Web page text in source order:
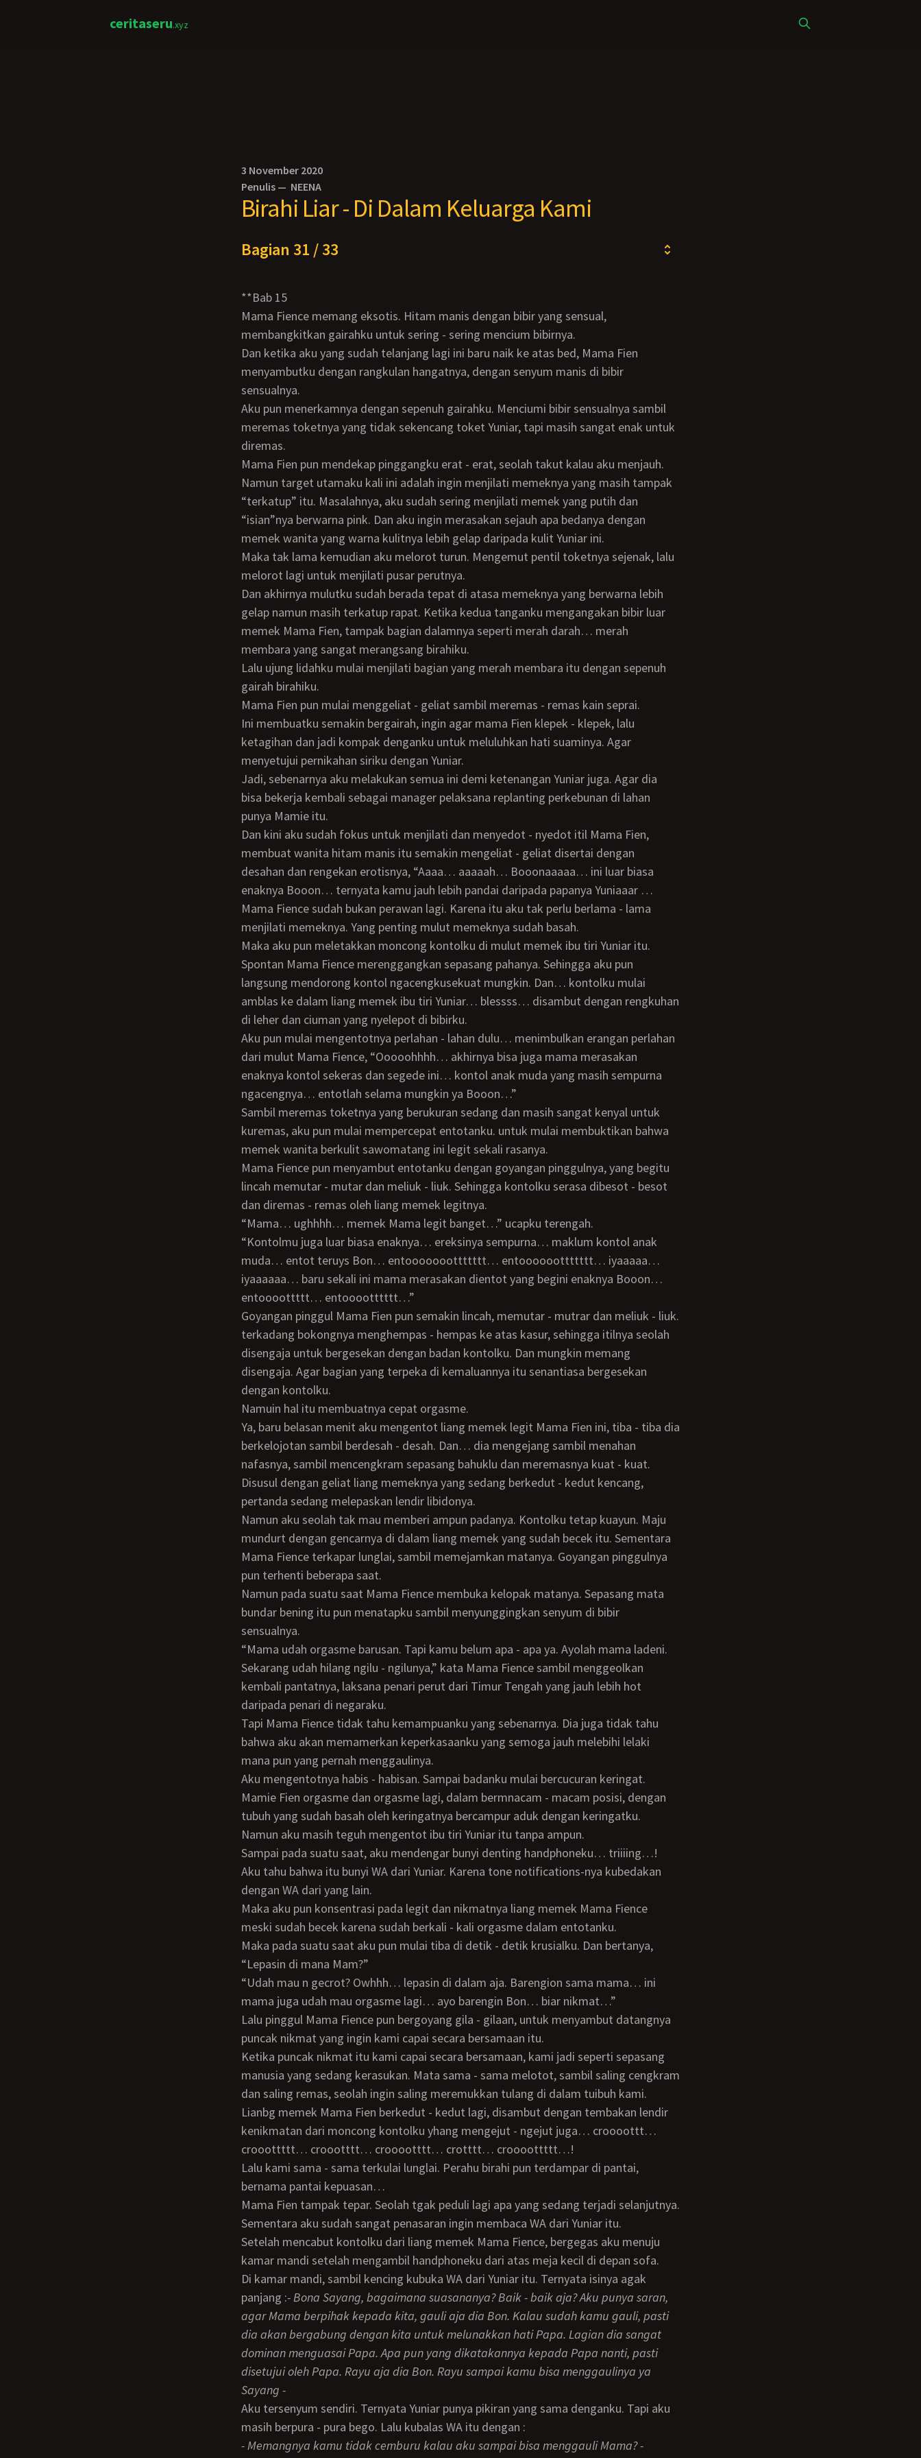
ceritaseru.xyz
3 November 2020
Penulis — NEENA
Birahi Liar - Di Dalam Keluarga Kami
Bagian 31 / 33
**Bab 15
Mama Fience memang eksotis. Hitam manis dengan bibir yang sensual,
membangkitkan gairahku untuk sering - sering mencium bibirnya.
Dan ketika aku yang sudah telanjang lagi ini baru naik ke atas bed, Mama Fien
menyambutku dengan rangkulan hangatnya, dengan senyum manis di bibir
sensualnya.
Aku pun menerkamnya dengan sepenuh gairahku. Menciumi bibir sensualnya sambil
meremas toketnya yang tidak sekencang toket Yuniar, tapi masih sangat enak untuk
diremas.
Mama Fien pun mendekap pinggangku erat - erat, seolah takut kalau aku menjauh.
Namun target utamaku kali ini adalah ingin menjilati memeknya yang masih tampak
“terkatup” itu. Masalahnya, aku sudah sering menjilati memek yang putih dan
“isian”nya berwarna pink. Dan aku ingin merasakan sejauh apa bedanya dengan
memek wanita yang warna kulitnya lebih gelap daripada kulit Yuniar ini.
Maka tak lama kemudian aku melorot turun. Mengemut pentil toketnya sejenak, lalu
melorot lagi untuk menjilati pusar perutnya.
Dan akhirnya mulutku sudah berada tepat di atasa memeknya yang berwarna lebih
gelap namun masih terkatup rapat. Ketika kedua tanganku mengangakan bibir luar
memek Mama Fien, tampak bagian dalamnya seperti merah darah… merah
membara yang sangat merangsang birahiku.
Lalu ujung lidahku mulai menjilati bagian yang merah membara itu dengan sepenuh
gairah birahiku.
Mama Fien pun mulai menggeliat - geliat sambil meremas - remas kain seprai.
Ini membuatku semakin bergairah, ingin agar mama Fien klepek - klepek, lalu
ketagihan dan jadi kompak denganku untuk meluluhkan hati suaminya. Agar
menyetujui pernikahan siriku dengan Yuniar.
Jadi, sebenarnya aku melakukan semua ini demi ketenangan Yuniar juga. Agar dia
bisa bekerja kembali sebagai manager pelaksana replanting perkebunan di lahan
punya Mamie itu.
Dan kini aku sudah fokus untuk menjilati dan menyedot - nyedot itil Mama Fien,
membuat wanita hitam manis itu semakin mengeliat - geliat disertai dengan
desahan dan rengekan erotisnya, “Aaaa… aaaaah… Booonaaaaa… ini luar biasa
enaknya Booon… ternyata kamu jauh lebih pandai daripada papanya Yuniaaar …
Mama Fience sudah bukan perawan lagi. Karena itu aku tak perlu berlama - lama
menjilati memeknya. Yang penting mulut memeknya sudah basah.
Maka aku pun meletakkan moncong kontolku di mulut memek ibu tiri Yuniar itu.
Spontan Mama Fience merenggangkan sepasang pahanya. Sehingga aku pun
langsung mendorong kontol ngacengkusekuat mungkin. Dan… kontolku mulai
amblas ke dalam liang memek ibu tiri Yuniar… blessss… disambut dengan rengkuhan
di leher dan ciuman yang nyelepot di bibirku.
Aku pun mulai mengentotnya perlahan - lahan dulu… menimbulkan erangan perlahan
dari mulut Mama Fience, “Ooooohhhh… akhirnya bisa juga mama merasakan
enaknya kontol sekeras dan segede ini… kontol anak muda yang masih sempurna
ngacengnya… entotlah selama mungkin ya Booon…”
Sambil meremas toketnya yang berukuran sedang dan masih sangat kenyal untuk
kuremas, aku pun mulai mempercepat entotanku. untuk mulai membuktikan bahwa
memek wanita berkulit sawomatang ini legit sekali rasanya.
Mama Fience pun menyambut entotanku dengan goyangan pinggulnya, yang begitu
lincah memutar - mutar dan meliuk - liuk. Sehingga kontolku serasa dibesot - besot
dan diremas - remas oleh liang memek legitnya.
“Mama… ughhhh… memek Mama legit banget…” ucapku terengah.
“Kontolmu juga luar biasa enaknya… ereksinya sempurna… maklum kontol anak
muda… entot teruys Bon… entooooooottttttt… entoooooottttttt… iyaaaaa…
iyaaaaaa… baru sekali ini mama merasakan dientot yang begini enaknya Booon…
entoooottttt… entooootttttt…”
Goyangan pinggul Mama Fien pun semakin lincah, memutar - mutrar dan meliuk - liuk.
terkadang bokongnya menghempas - hempas ke atas kasur, sehingga itilnya seolah
disengaja untuk bergesekan dengan badan kontolku. Dan mungkin memang
disengaja. Agar bagian yang terpeka di kemaluannya itu senantiasa bergesekan
dengan kontolku.
Namuin hal itu membuatnya cepat orgasme.
Ya, baru belasan menit aku mengentot liang memek legit Mama Fien ini, tiba - tiba dia
berkelojotan sambil berdesah - desah. Dan… dia mengejang sambil menahan
nafasnya, sambil mencengkram sepasang bahuklu dan meremasnya kuat - kuat.
Disusul dengan geliat liang memeknya yang sedang berkedut - kedut kencang,
pertanda sedang melepaskan lendir libidonya.
Namun aku seolah tak mau memberi ampun padanya. Kontolku tetap kuayun. Maju
mundurt dengan gencarnya di dalam liang memek yang sudah becek itu. Sementara
Mama Fience terkapar lunglai, sambil memejamkan matanya. Goyangan pinggulnya
pun terhenti beberapa saat.
Namun pada suatu saat Mama Fience membuka kelopak matanya. Sepasang mata
bundar bening itu pun menatapku sambil menyunggingkan senyum di bibir
sensualnya.
“Mama udah orgasme barusan. Tapi kamu belum apa - apa ya. Ayolah mama ladeni.
Sekarang udah hilang ngilu - ngilunya,” kata Mama Fience sambil menggeolkan
kembali pantatnya, laksana penari perut dari Timur Tengah yang jauh lebih hot
daripada penari di negaraku.
Tapi Mama Fience tidak tahu kemampuanku yang sebenarnya. Dia juga tidak tahu
bahwa aku akan memamerkan keperkasaanku yang semoga jauh melebihi lelaki
mana pun yang pernah menggaulinya.
Aku mengentotnya habis - habisan. Sampai badanku mulai bercucuran keringat.
Mamie Fien orgasme dan orgasme lagi, dalam bermnacam - macam posisi, dengan
tubuh yang sudah basah oleh keringatnya bercampur aduk dengan keringatku.
Namun aku masih teguh mengentot ibu tiri Yuniar itu tanpa ampun.
Sampai pada suatu saat, aku mendengar bunyi denting handphoneku… triiiing…!
Aku tahu bahwa itu bunyi WA dari Yuniar. Karena tone notifications-nya kubedakan
dengan WA dari yang lain.
Maka aku pun konsentrasi pada legit dan nikmatnya liang memek Mama Fience
meski sudah becek karena sudah berkali - kali orgasme dalam entotanku.
Maka pada suatu saat aku pun mulai tiba di detik - detik krusialku. Dan bertanya,
“Lepasin di mana Mam?”
“Udah mau n gecrot? Owhhh… lepasin di dalam aja. Barengion sama mama… ini
mama juga udah mau orgasme lagi… ayo barengin Bon… biar nikmat…”
Lalu pinggul Mama Fience pun bergoyang gila - gilaan, untuk menyambut datangnya
puncak nikmat yang ingin kami capai secara bersamaan itu.
Ketika puncak nikmat itu kami capai secara bersamaan, kami jadi seperti sepasang
manusia yang sedang kerasukan. Mata sama - sama melotot, sambil saling cengkram
dan saling remas, seolah ingin saling meremukkan tulang di dalam tuibuh kami.
Lianbg memek Mama Fien berkedut - kedut lagi, disambut dengan tembakan lendir
kenikmatan dari moncong kontolku yhang mengejut - ngejut juga… croooottt…
crooottttt… croootttt… crooootttt… crotttt… croooottttt…!
Lalu kami sama - sama terkulai lunglai. Perahu birahi pun terdampar di pantai,
bernama pantai kepuasan…
Mama Fien tampak tepar. Seolah tgak peduli lagi apa yang sedang terjadi selanjutnya.
Sementara aku sudah sangat penasaran ingin membaca WA dari Yuniar itu.
Setelah mencabut kontolku dari liang memek Mama Fience, bergegas aku menuju
kamar mandi setelah mengambil handphoneku dari atas meja kecil di depan sofa.
Di kamar mandi, sambil kencing kubuka WA dari Yuniar itu. Ternyata isinya agak
panjang :- Bona Sayang, bagaimana suasananya? Baik - baik aja? Aku punya saran,
agar Mama berpihak kepada kita, gauli aja dia Bon. Kalau sudah kamu gauli, pasti
dia akan bergabung dengan kita untuk melunakkan hati Papa. Lagian dia sangat
dominan menguasai Papa. Apa pun yang dikatakannya kepada Papa nanti, pasti
disetujui oleh Papa. Rayu aja dia Bon. Rayu sampai kamu bisa menggaulinya ya
Sayang -
Aku tersenyum sendiri. Ternyata Yuniar punya pikiran yang sama denganku. Tapi aku
masih berpura - pura bego. Lalu kubalas WA itu dengan :
- Memangnya kamu tidak cemburu kalau aku sampai bisa menggauli Mama? -